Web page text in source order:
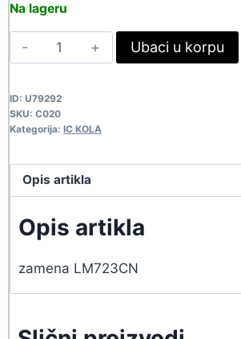
75,90 rsd. 69,00 rsd.
Na lageru
UA723CN
C020
Ubaci u korpu
ID: U79292
SKU: C020
Kategorija: IC KOLA
Opis artikla
Opis artikla
zamena LM723CN